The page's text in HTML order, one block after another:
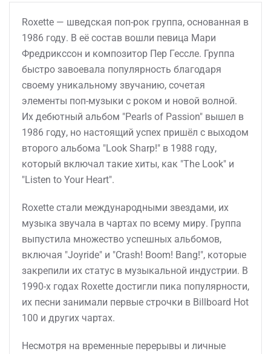
Roxette — шведская поп-рок группа, основанная в
1986 году. В её состав вошли певица Мари
Фредрикссон и композитор Пер Гессле. Группа
быстро завоевала популярность благодаря
своему уникальному звучанию, сочетая
элементы поп-музыки с роком и новой волной.
Их дебютный альбом "Pearls of Passion" вышел в
1986 году, но настоящий успех пришёл с выходом
второго альбома "Look Sharp!" в 1988 году,
который включал такие хиты, как "The Look" и
"Listen to Your Heart".
Roxette стали международными звездами, их
музыка звучала в чартах по всему миру. Группа
выпустила множество успешных альбомов,
включая "Joyride" и "Crash! Boom! Bang!", которые
закрепили их статус в музыкальной индустрии. В
1990-х годах Roxette достигли пика популярности,
их песни занимали первые строчки в Billboard Hot
100 и других чартах.
Несмотря на временные перерывы и личные